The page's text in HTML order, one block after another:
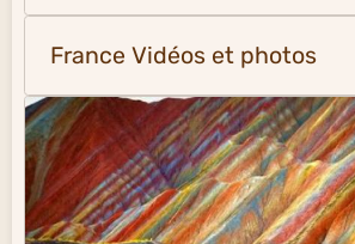
France Vidéos et photos